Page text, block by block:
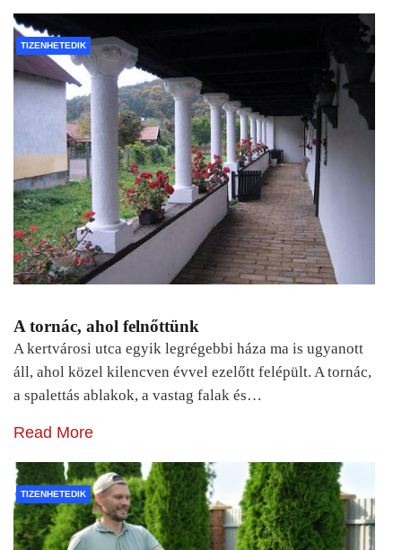
TIZENHETEDIK
A tornác, ahol felnőttünk
A kertvárosi utca egyik legrégebbi háza ma is ugyanott
áll, ahol közel kilencven évvel ezelőtt felépült. A tornác,
a spalettás ablakok, a vastag falak és…
Read More
TIZENHETEDIK